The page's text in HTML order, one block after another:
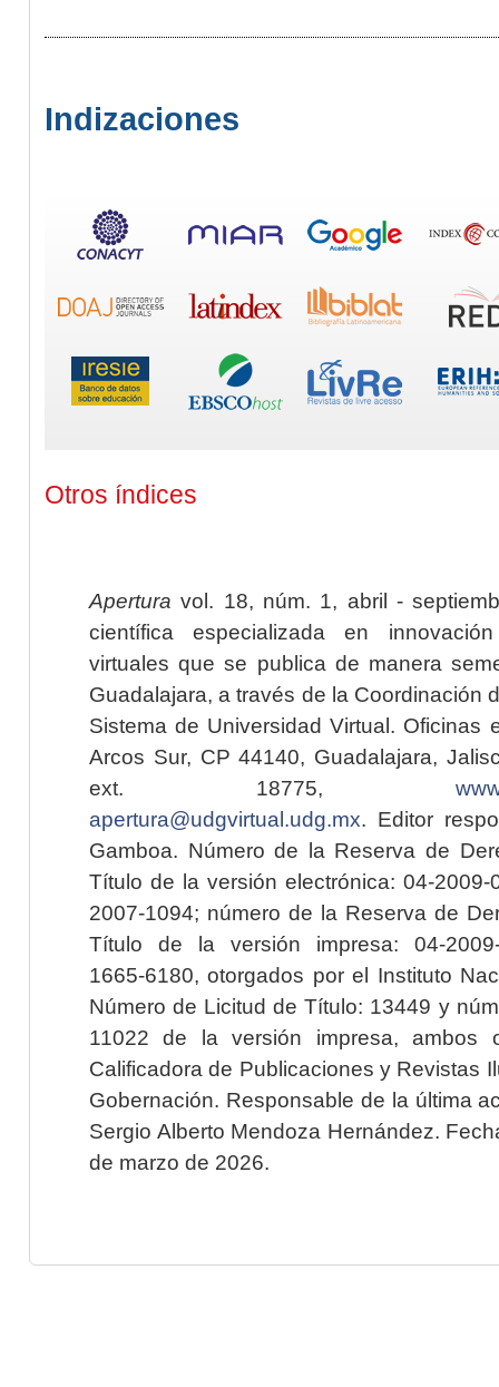
Indizaciones
Otros índices
Apertura vol. 18, núm. 1, abril -
científica especializada en
virtuales que se publica de manera
Guadalajara, a través de la Coordinación
Sistema de Universidad Virtual. Oficinas
Arcos Sur, CP 44140, Guadalajara,
ext. 18775,
apertura@udgvirtual.udg.mx. Editor
Gamboa. Número de la Reserva de
Título de la versión electrónica: 04-2009-
2007-1094; número de la Reserva de
Título de la versión impresa: 04-2009-
1665-6180, otorgados por el Instituto
Número de Licitud de Título: 13449 y
11022 de la versión impresa, ambos
Calificadora de Publicaciones y Revistas
Gobernación. Responsable de la última
Sergio Alberto Mendoza Hernández.
de marzo de 2026.